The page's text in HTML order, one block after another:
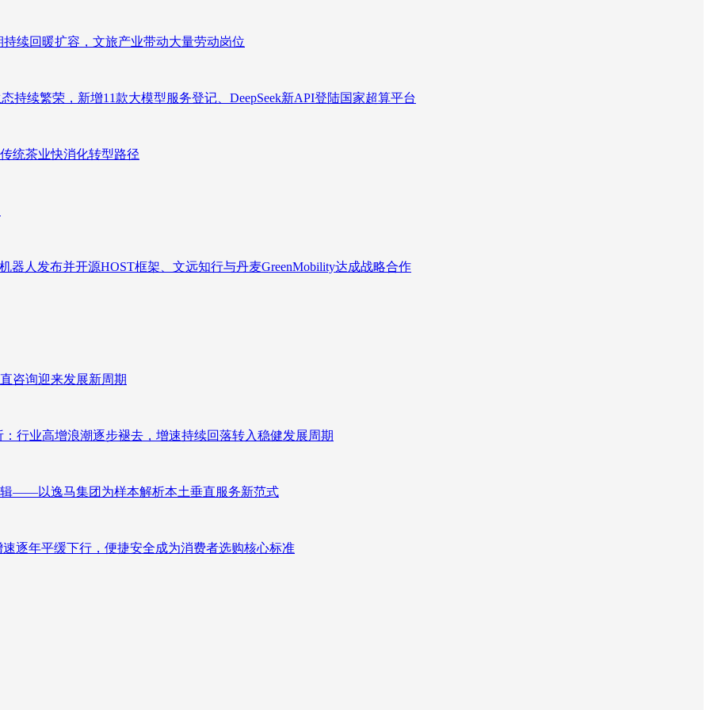
续回暖扩容，文旅产业带动大量劳动岗位
续繁荣，新增11款大模型服务登记、DeepSeek新API登陆国家超算平台
统茶业快消化转型路径
器人发布并开源HOST框架、文远知行与丹麦GreenMobility达成战略合作
咨询迎来发展新周期
行业高增浪潮逐步褪去，增速持续回落转入稳健发展周期
——以逸马集团为样本解析本土垂直服务新范式
逐年平缓下行，便捷安全成为消费者选购核心标准